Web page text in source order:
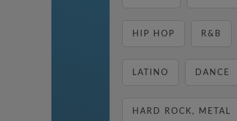
HIP HOP R&B
LATINO DANCE
HARD ROCK, METAL